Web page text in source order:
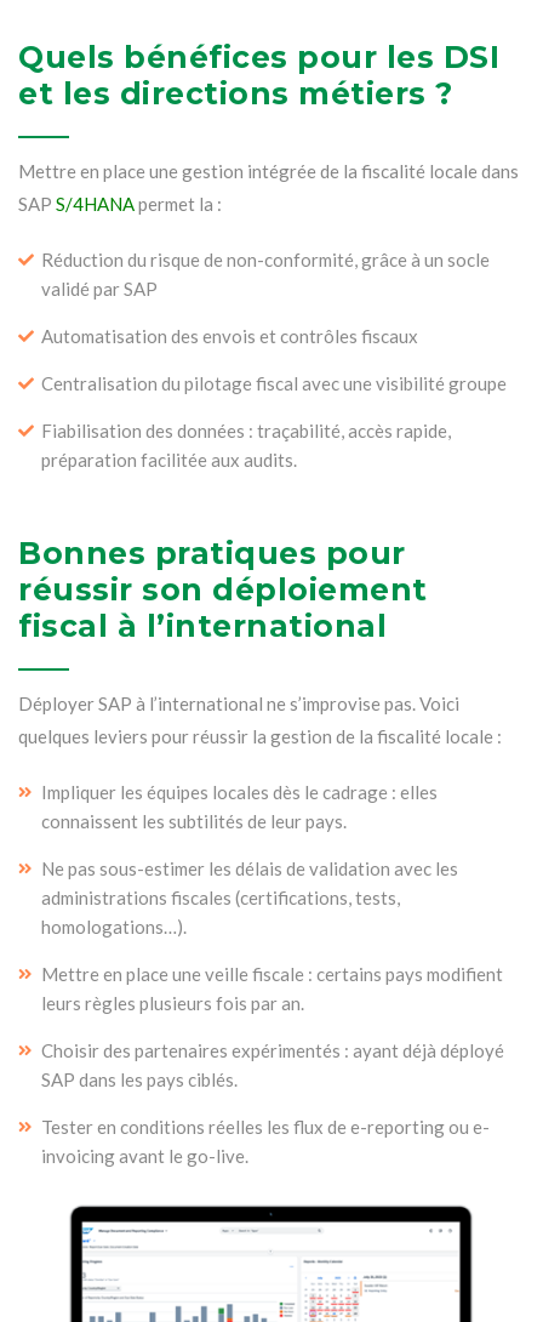
Quels bénéfices pour les DSI
et les directions métiers ?
Mettre en place une gestion intégrée de la fiscalité locale dans
SAP S/4HANApermet la :
Réduction du risque de non-conformité, grâce à un socle
validé par SAP
Automatisation des envois et contrôles fiscaux
Centralisation du pilotage fiscal avec une visibilité groupe
Fiabilisation des données : traçabilité, accès rapide,
préparation facilitée aux audits.
Bonnes pratiques pour
réussir son déploiement
fiscal à l’international
Déployer SAP à l’international ne s’improvise pas. Voici
quelques leviers pour réussir la gestion de la fiscalité locale :
Impliquer les équipes locales dès le cadrage : elles
connaissent les subtilités de leur pays.
Ne pas sous-estimer les délais de validation avec les
administrations fiscales (certifications, tests,
homologations…).
Mettre en place une veille fiscale : certains pays modifient
leurs règles plusieurs fois par an.
Choisir des partenaires expérimentés : ayant déjà déployé
SAP dans les pays ciblés.
Tester en conditions réelles les flux de e-reporting ou e-
invoicing avant le go-live.